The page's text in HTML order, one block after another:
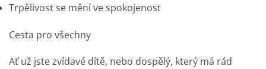
Trpělivost se mění ve spokojenost
Cesta pro všechny
Ať už jste zvídavé dítě, nebo dospělý, který má rád